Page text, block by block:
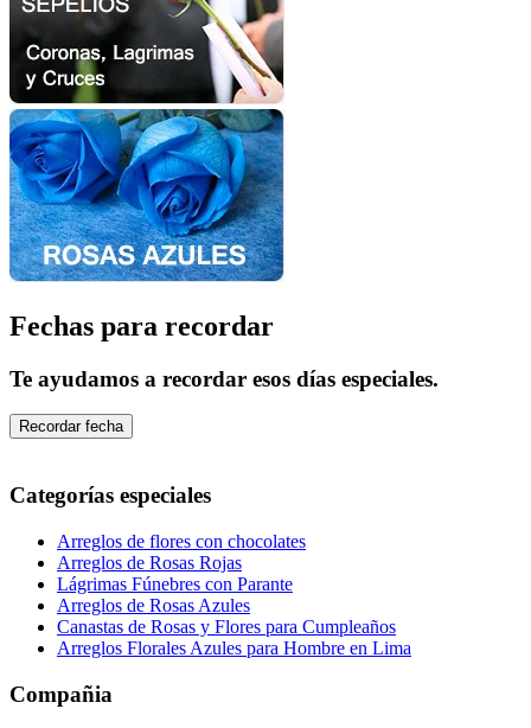
Fechas para recordar
Te ayudamos a recordar esos días especiales.
Recordar fecha
Categorías especiales
Arreglos de flores con chocolates
Arreglos de Rosas Rojas
Lágrimas Fúnebres con Parante
Arreglos de Rosas Azules
Canastas de Rosas y Flores para Cumpleaños
Arreglos Florales Azules para Hombre en Lima
Compañia